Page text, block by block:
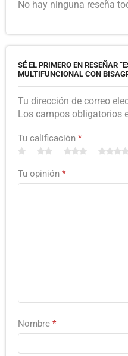
No hay ninguna reseña
SÉ EL PRIMERO EN RESEÑAR
MULTIFUNCIONAL CON
Tu dirección de correo
Los campos obligatorios
Tu calificación *
Tu opinión *
Nombre *